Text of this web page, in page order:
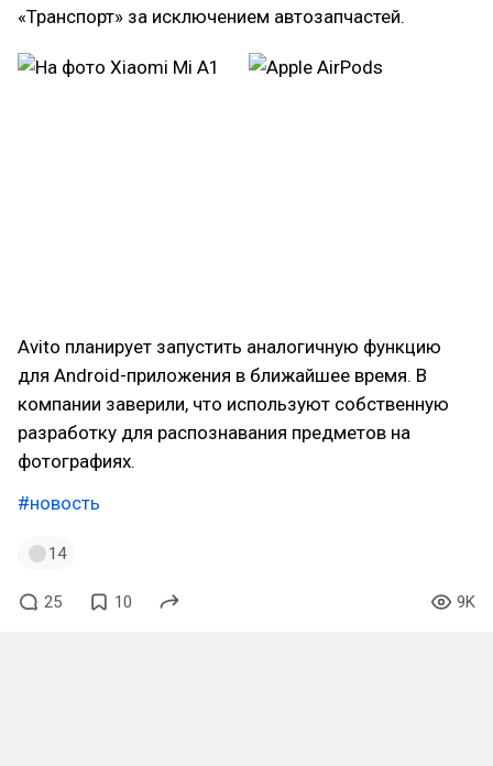
«Транспорт» за исключением автозапчастей.
Avito планирует запустить аналогичную функцию
для Android-приложения в ближайшее время. В
компании заверили, что используют собственную
разработку для распознавания предметов на
фотографиях.
#новость
14
25 10 9K